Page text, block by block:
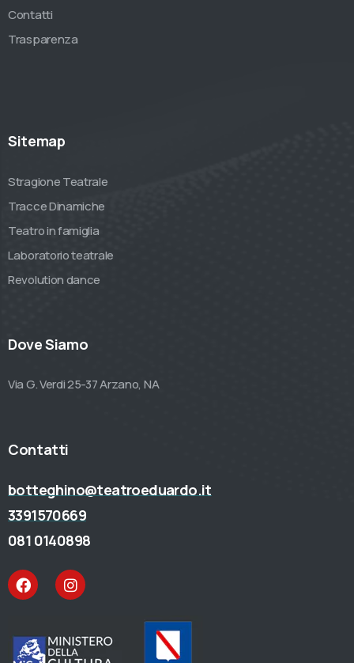
Contatti
Trasparenza
Sitemap
Stragione Teatrale
Tracce Dinamiche
Teatro in famiglia
Laboratorio teatrale
Revolution dance
Dove Siamo
Via G. Verdi 25-37 Arzano, NA
Contatti
botteghino@teatroeduardo.it
3391570669
081 0140898